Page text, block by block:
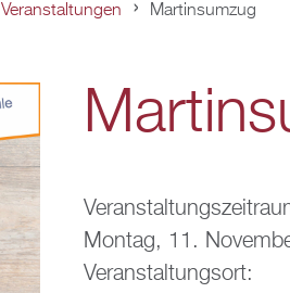
Veranstaltungen Martinsumzug
Montag, 11.
Veranstaltungsort: